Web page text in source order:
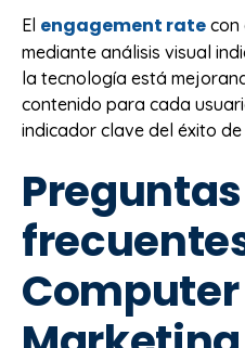
El engagement rate con
mediante análisis visual
la tecnología está
contenido para cada
indicador clave del éxito
Preguntas